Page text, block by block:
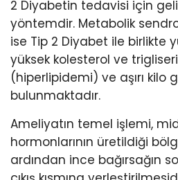
2 Diyabetin tedavisi için
yöntemdir. Metabolik
ise Tip 2 Diyabet ile birlikte
yüksek kolesterol ve
(hiperlipidemi) ve aşırı kilo
bulunmaktadır.
Ameliyatın temel işlemi,
hormonlarının üretildiği
ardından ince bağırsağın